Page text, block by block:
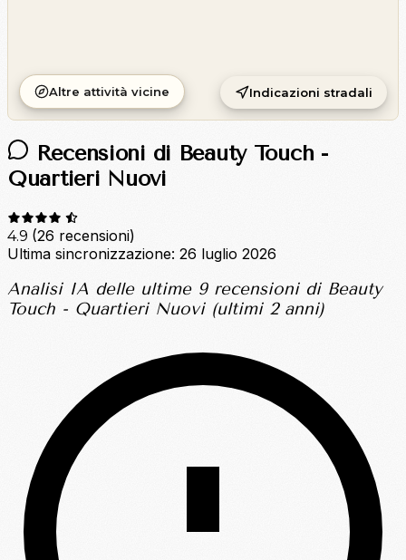
Altre attività vicine Indicazioni stradali
Recensioni di Beauty Touch -
Quartieri Nuovi
4.9 (26 recensioni)
Ultima sincronizzazione: 26 luglio 2026
Analisi IA delle ultime 9 recensioni di Beauty
Touch - Quartieri Nuovi (ultimi 2 anni)